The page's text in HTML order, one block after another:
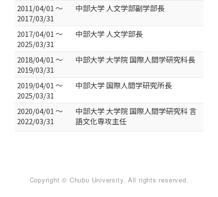
2011/04/01 ～
2017/03/31
中部大学 人文学部副学部長
2017/04/01 ～
2025/03/31
中部大学 人文学部長
2018/04/01 ～
2019/03/31
中部大学 大学院 国際人間学研究科長
2019/04/01 ～
2025/03/31
中部大学 国際人間学研究所長
2020/04/01 ～
2022/03/31
中部大学 大学院 国際人間学研究科 言
語文化専攻主任
Copyright © Chubu University. All rights reserved.